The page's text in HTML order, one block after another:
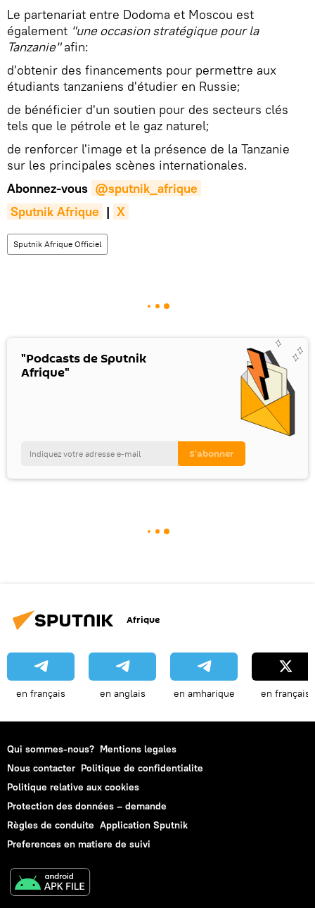
Le partenariat entre Dodoma et Moscou est
également "une occasion stratégique pour la
Tanzanie"afin:
d'obtenir des financements pour permettre aux
étudiants tanzaniens d'étudier en Russie;
de bénéficier d'un soutien pour des secteurs clés
tels que le pétrole et le gaz naturel;
de renforcer l'image et la présence de la Tanzanie
sur les principales scènes internationales.
Abonnez-vous @sputnik_afrique
Sputnik Afrique | X
Sputnik Afrique Officiel
"Podcasts de Sputnik
Afrique"
Afrique
en français en anglais en amharique en français
Qui sommes-nous? Mentions legales
Nous contacter Politique de confidentialite
Politique relative aux cookies
Protection des données – demande
Règles de conduite Application Sputnik
Preferences en matiere de suivi